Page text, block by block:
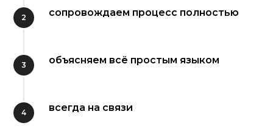
сопровождаем процесс полностью
объясняем всё простым языком
всегда на связи